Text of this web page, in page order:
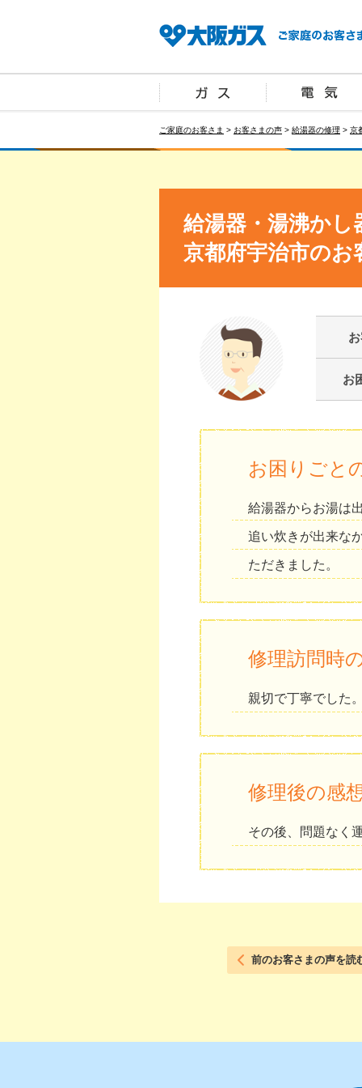
ご家庭のお客さま > お客さまの声 > 給湯器の修理 > 京
給湯器・湯沸かし
京都府宇治市のお
お
お困りごと
給湯器からお湯は
追い炊きが出来な
ただきました。
修理訪問時
親切で丁寧でした
修理後の感
その後、問題なく
前のお客さまの声を読